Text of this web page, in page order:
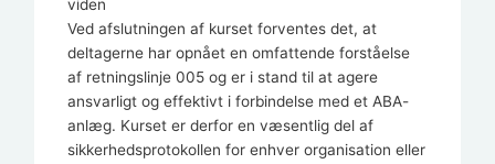
viden
Ved afslutningen af kurset forventes det, at
deltagerne har opnået en omfattende forståelse
af retningslinje 005 og er i stand til at agere
ansvarligt og effektivt i forbindelse med et ABA-
anlæg. Kurset er derfor en væsentlig del af
sikkerhedsprotokollen for enhver organisation eller